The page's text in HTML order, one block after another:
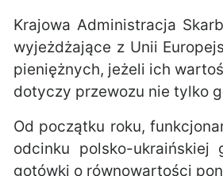
Krajowa Administracja
wyjeżdżające z Unii
pieniężnych, jeżeli ich
dotyczy przewozu nie tylko
Od początku roku,
odcinku polsko-
gotówki o równowartości